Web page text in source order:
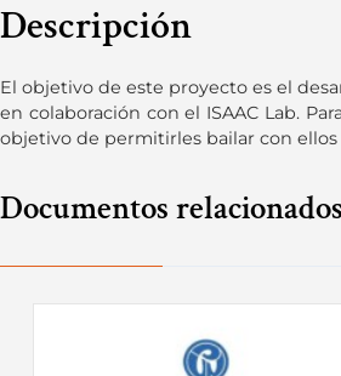
Descripción
El objetivo de este proyecto es el
en colaboración con el ISAAC Lab.
objetivo de permitirles bailar con
Documentos relacionados